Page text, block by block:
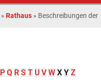
» Rathaus » Beschreibungen der
P Q R S T U V W X Y Z